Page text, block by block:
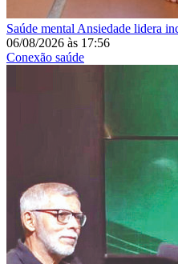
Saúde mental Ansiedade lidera
06/08/2026 às 17:56
Conexão saúde